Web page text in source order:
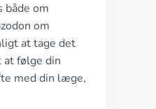
både om
om
at tage det
følge din
med din læge,